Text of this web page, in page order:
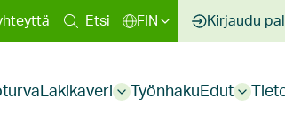
Etsi FIN Kirjaudu
Lakikaveri SubTyönhaku Edut Sub